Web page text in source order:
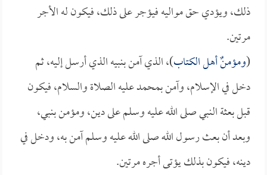
ذلك، ويؤدي حق مواليه فيؤجر على ذلك، فيكون له الأجر
مرتين.
(ومؤمنٌ أهل الكتاب)، الذي آمن بنبيه الذي أرسل إليه، ثم
دخل في الإسلام، وآمن بمحمد عليه الصلاة والسلام، فيكون
قبل بعثة النبي صلى الله عليه وسلم على دين، ومؤمن بنبي،
وبعد أن بعث رسول الله صلى الله عليه وسلم آمن به، ودخل في
دينه، فيكون بذلك يؤتى أجره مرتين.